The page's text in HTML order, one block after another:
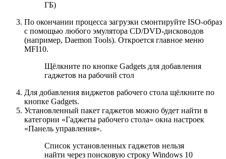
ГБ)
По окончании процесса загрузки смонтируйте ISO-образ
с помощью любого эмулятора CD/DVD-дисководов
(например, Daemon Tools). Откроется главное меню
MFI10.
Щёлкните по кнопке Gadgets для добавления
гаджетов на рабочий стол
Для добавления виджетов рабочего стола щёлкните по
кнопке Gadgets.
Установленный пакет гаджетов можно будет найти в
категории «Гаджеты рабочего стола» окна настроек
«Панель управления».
Список установленных гаджетов нельзя
найти через поисковую строку Windows 10